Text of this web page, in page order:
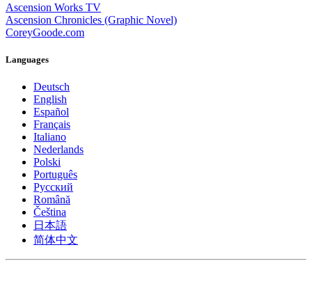
Ascension Works TV
Ascension Chronicles (Graphic Novel)
CoreyGoode.com
Languages
Deutsch
English
Español
Français
Italiano
Nederlands
Polski
Português
Pусский
Română
Čeština
日本語
简体中文